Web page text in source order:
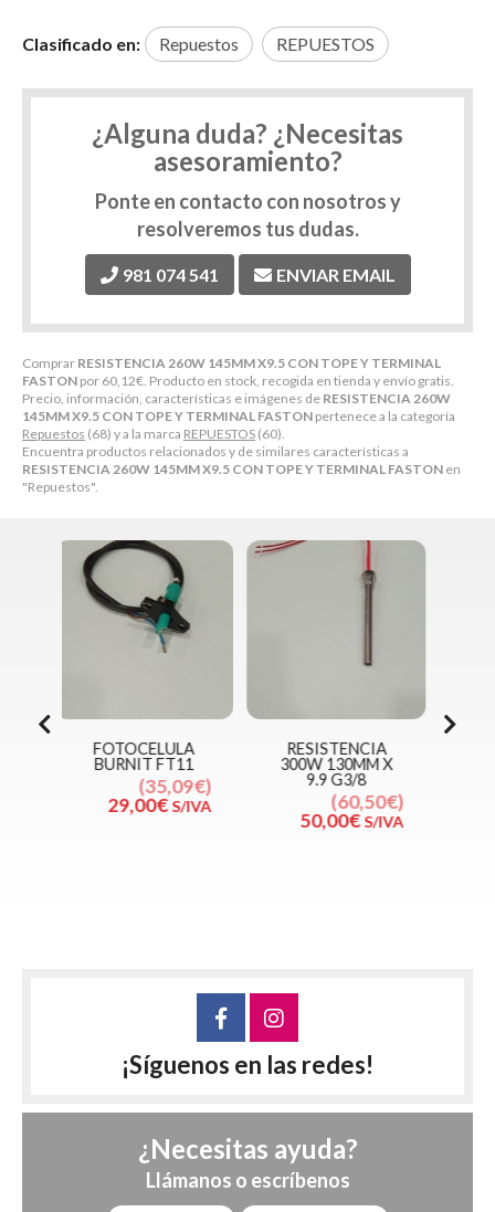
Comprar RESISTENCIA 260W 145MM X9.5 CON TOPE Y TERMINAL
FASTON por 60,12€. Producto en stock, recogida en tienda y envío gratis.
Precio, información, características e imágenes de RESISTENCIA 260W
145MM X9.5 CON TOPE Y TERMINAL FASTON pertenece a la categoría
Repuestos (68) y a la marca REPUESTOS (60).
Encuentra productos relacionados y de similares características a
RESISTENCIA 260W 145MM X9.5 CON TOPE Y TERMINAL FASTON en
"Repuestos".
Clasificado en: Repuestos REPUESTOS
¿Alguna duda? ¿Necesitas
asesoramiento?
Ponte en contacto con nosotros y
resolveremos tus dudas.
981 074 541 ENVIAR EMAIL
RESISTENCIA
300W 130MM X
9.9 G3/8
60,50€
50,00€
RESISTENCIA
320W 175MM X
9.9
59,10€
48,84€S/IVA
¡Síguenos en las redes!
¿Necesitas ayuda?
Llámanos o escríbenos